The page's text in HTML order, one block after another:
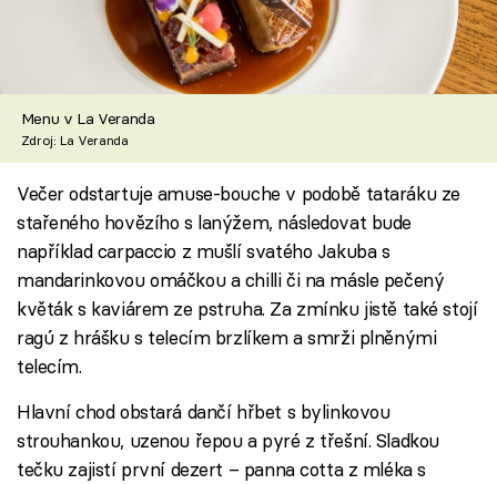
Menu v La Veranda
Zdroj: La Veranda
Večer odstartuje amuse-bouche v podobě tataráku ze
stařeného hovězího s lanýžem, následovat bude
například carpaccio z mušlí svatého Jakuba s
mandarinkovou omáčkou a chilli či na másle pečený
květák s kaviárem ze pstruha. Za zmínku jistě také stojí
ragú z hrášku s telecím brzlíkem a smrži plněnými
telecím.
Hlavní chod obstará dančí hřbet s bylinkovou
strouhankou, uzenou řepou a pyré z třešní. Sladkou
tečku zajistí první dezert – panna cotta z mléka s